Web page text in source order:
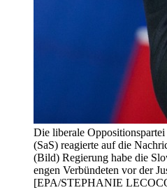
Die liberale
(SaS) reagierte auf die
(Bild) Regierung habe die
engen Verbündeten vor der
[EPA/STEPHANIE